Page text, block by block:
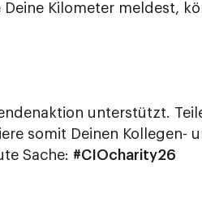
Kilometer meldest,
unterstützt.
somit Deinen Kollegen-
Sache: #CIOcharity26